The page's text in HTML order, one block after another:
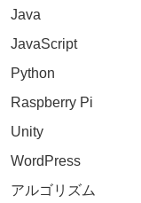
Java
JavaScript
Python
Raspberry Pi
Unity
WordPress
アルゴリズム